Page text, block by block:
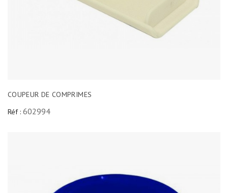
COUPEUR DE COMPRIMES
Réf : 602994